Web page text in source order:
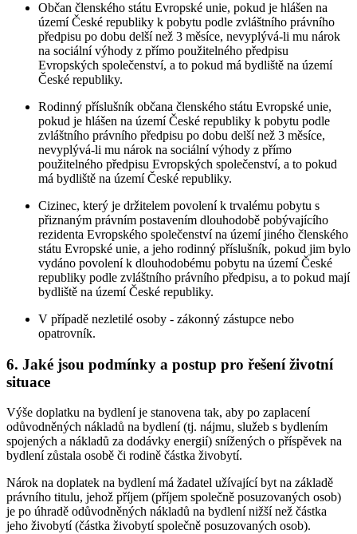
Občan členského státu Evropské unie, pokud je hlášen na
území České republiky k pobytu podle zvláštního právního
předpisu po dobu delší než 3 měsíce, nevyplývá-li mu nárok
na sociální výhody z přímo použitelného předpisu
Evropských společenství, a to pokud má bydliště na území
České republiky.
Rodinný příslušník občana členského státu Evropské unie,
pokud je hlášen na území České republiky k pobytu podle
zvláštního právního předpisu po dobu delší než 3 měsíce,
nevyplývá-li mu nárok na sociální výhody z přímo
použitelného předpisu Evropských společenství, a to pokud
má bydliště na území České republiky.
Cizinec, který je držitelem povolení k trvalému pobytu s
přiznaným právním postavením dlouhodobě pobývajícího
rezidenta Evropského společenství na území jiného členského
státu Evropské unie, a jeho rodinný příslušník, pokud jim bylo
vydáno povolení k dlouhodobému pobytu na území České
republiky podle zvláštního právního předpisu, a to pokud mají
bydliště na území České republiky.
V případě nezletilé osoby - zákonný zástupce nebo
opatrovník.
6. Jaké jsou podmínky a postup pro řešení životní
situace
Výše doplatku na bydlení je stanovena tak, aby po zaplacení
odůvodněných nákladů na bydlení (tj. nájmu, služeb s bydlením
spojených a nákladů za dodávky energií) snížených o příspěvek na
bydlení zůstala osobě či rodině částka živobytí.
Nárok na doplatek na bydlení má žadatel užívající byt na základě
právního titulu, jehož příjem (příjem společně posuzovaných osob)
je po úhradě odůvodněných nákladů na bydlení nižší než částka
jeho živobytí (částka živobytí společně posuzovaných osob).